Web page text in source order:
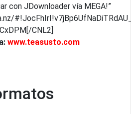
con JDownloader vía MEGA!”
CNL2]
www.teasusto.com